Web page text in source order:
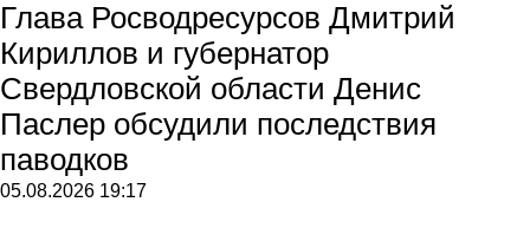
Глава Росводресурсов Дмитрий
Кириллов и губернатор
Свердловской области Денис
Паслер обсудили последствия
паводков
05.08.2026 19:17